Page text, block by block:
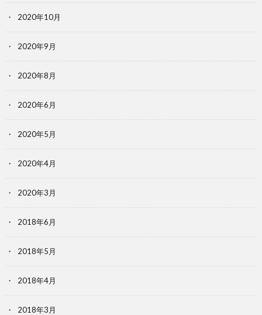
2020年10月
2020年9月
2020年8月
2020年6月
2020年5月
2020年4月
2020年3月
2018年6月
2018年5月
2018年4月
2018年3月